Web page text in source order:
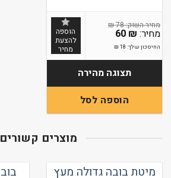
78
₪
60 ₪
החיסכון שלך:18
₪
הוספה
להצעת
מחיר
תצוגה מהירה
הוספה לסל
מוצרים קשורים
מיטת בובה גדולה מעץ